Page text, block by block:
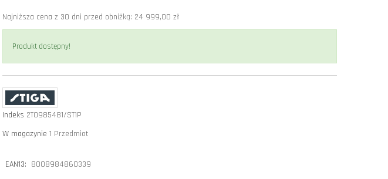
Najniższa cena z 30 dni przed obniżką: 24 999,00 zł
Produkt dostępny!
Indeks 2T0985481/ST1P
W magazynie 1 Przedmiot
EAN13: 8008984860339